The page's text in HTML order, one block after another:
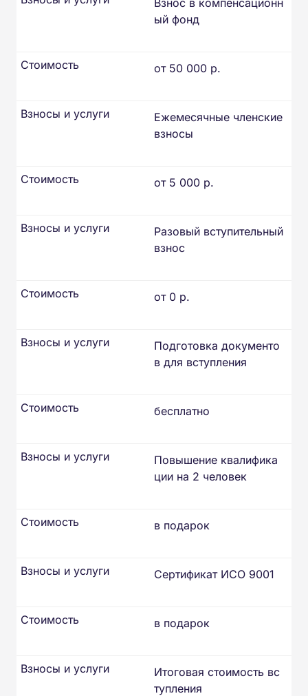
ый фонд
от 50 000 р.
Стоимость
Ежемесячные членские
взносы
Взносы и услуги
от 5 000 р.
Стоимость
Разовый вступительный
взнос
Взносы и услуги
от 0 р.
Стоимость
Подготовка документо
в для вступления
Взносы и услуги
бесплатно
Стоимость
Повышение квалифика
ции на 2 человек
Взносы и услуги
в подарок
Стоимость
Сертификат ИСО 9001
Взносы и услуги
в подарок
Стоимость
Итоговая стоимость вс
тупления
Взносы и услуги